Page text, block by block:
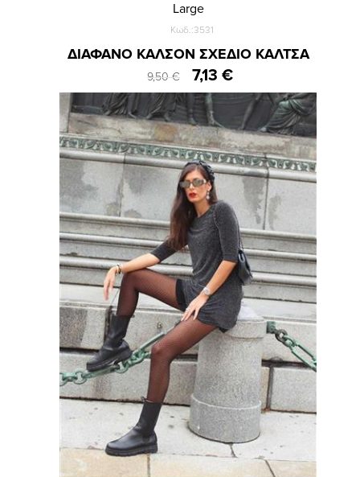
Large
Κωδ.:3531
ΔΙΑΦΑΝΟ ΚΑΛΣΟΝ ΣΧΕΔΙΟ ΚΑΛΤΣΑ
9,50 € 7,13 €